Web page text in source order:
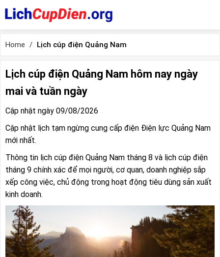
Home Lịch cúp điện Quảng Nam
Lịch cúp điện Quảng Nam hôm nay ngày
mai và tuần ngày
Cập nhật ngày 09/08/2026
Cập nhật lịch tạm ngừng cung cấp điện Điện lực Quảng Nam
mới nhất.
Thông tin lịch cúp điện Quảng Nam tháng 8 và lịch cúp điện
tháng 9 chính xác để mọi người, cơ quan, doanh nghiệp sắp
xếp công việc, chủ động trong hoạt động tiêu dùng sản xuất
kinh doanh.